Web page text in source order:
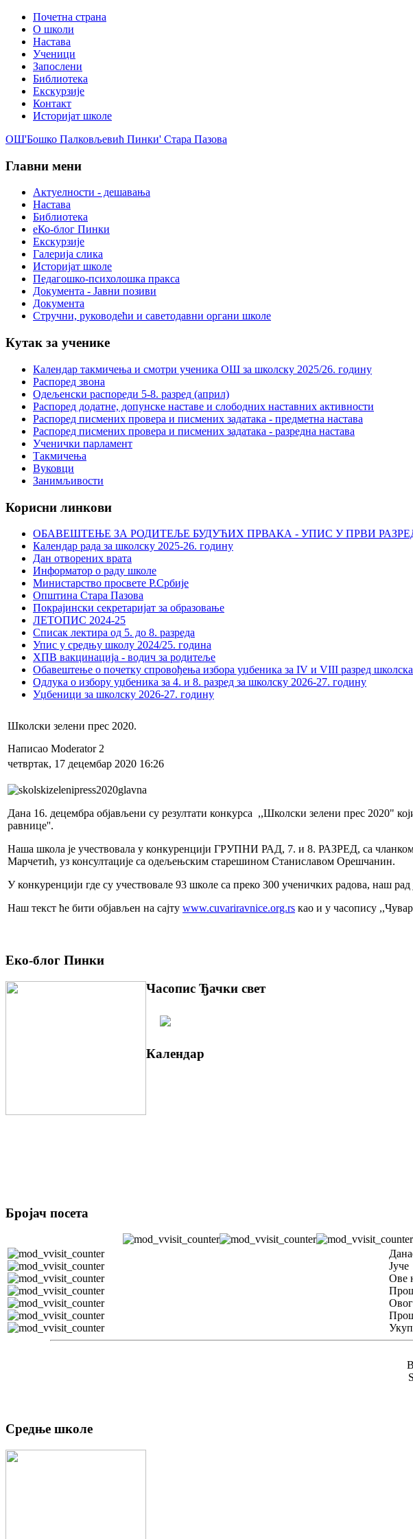
Почетна страна
О школи
Настава
Ученици
Запослени
Библиотека
Екскурзије
Контакт
Историјат школе
ОШ'Бошко Палковљевић Пинки' Стара Пазова
Главни мени
Актуелности - дешавања
Настава
Библиотека
еКо-блог Пинки
Екскурзије
Галерија слика
Историјат школе
Педагошко-психолошка пракса
Документа - Јавни позиви
Документа
Стручни, руководећи и саветодавни органи школе
Кутак за ученике
Календар такмичења и смотри ученика ОШ за школску 2025/26. годину
Распоред звона
Одељенски распореди 5-8. разред (април)
Распоред додатне, допунске наставе и слободних наставних активности
Распоред писмених провера и писмених задатака - предметна настава
Распоред писмених провера и писмених задатака - разредна настава
Ученички парламент
Такмичења
Вуковци
Занимљивости
Корисни линкови
ОБАВЕШТЕЊЕ ЗА РОДИТЕЉЕ БУДУЋИХ ПРВАКА - УПИС У ПРВИ
Календар рада за школску 2025-26. годину
Дан отворених врата
Информатор о раду школе
Министарство просвете Р.Србије
Општина Стара Пазова
Покрајински секретаријат за образовање
ЛЕТОПИС 2024-25
Списак лектира од 5. до 8. разреда
Упис у средњу школу 2024/25. година
ХПВ вакцинација - водич за родитеље
Обавештење о почетку спровођења избора уџбеника за IV и VIII разред
Одлука о избору уџбеника за 4. и 8. разред за школску 2026-27. годину
Уџбеници за школску 2026-27. годину
Школски зелени прес 2020.
Написао Moderator 2
четвртак, 17 децембар 2020 16:26
Дана 16. децембра објављени су резултати конкурса ,,Школски зелени прес 2020"
равнице''.
Наша школа је учествовала у конкуренцији ГРУПНИ РАД, 7. и 8. РАЗРЕД, са
Марчетић, уз консултације са одељењским старешином Станиславом Орешчанин.
У конкуренцији где су учествовале 93 школе са преко 300 ученичких радова, наш
Наш текст ће бити објављен на сајту www.cuvariravnice.org.rs као и у часопису
Еко-блог Пинки
Часопис Ђачки свет
Календар
Бројач посета
Јуче
Ове
Средње школе